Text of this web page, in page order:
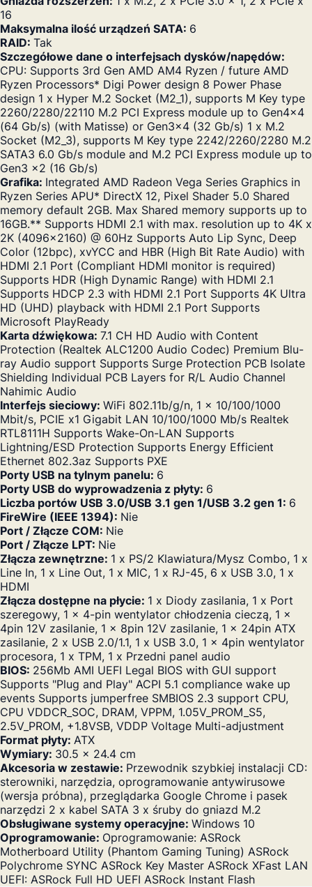
16
Maksymalna ilość urządzeń SATA: 6
RAID: Tak
Szczegółowe dane o interfejsach dysków/napędów:
CPU: Supports 3rd Gen AMD AM4 Ryzen / future AMD
Ryzen Processors* Digi Power design 8 Power Phase
design 1 x Hyper M.2 Socket (M2_1), supports M Key type
2260/2280/22110 M.2 PCI Express module up to Gen4x4
(64 Gb/s) (with Matisse) or Gen3x4 (32 Gb/s) 1 x M.2
Socket (M2_3), supports M Key type 2242/2260/2280 M.2
SATA3 6.0 Gb/s module and M.2 PCI Express module up to
Gen3 x2 (16 Gb/s)
Grafika: Integrated AMD Radeon Vega Series Graphics in
Ryzen Series APU* DirectX 12, Pixel Shader 5.0 Shared
memory default 2GB. Max Shared memory supports up to
16GB.** Supports HDMI 2.1 with max. resolution up to 4K x
2K (4096x2160) @ 60Hz Supports Auto Lip Sync, Deep
Color (12bpc), xvYCC and HBR (High Bit Rate Audio) with
HDMI 2.1 Port (Compliant HDMI monitor is required)
Supports HDR (High Dynamic Range) with HDMI 2.1
Supports HDCP 2.3 with HDMI 2.1 Port Supports 4K Ultra
HD (UHD) playback with HDMI 2.1 Port Supports
Microsoft PlayReady
Karta dźwiękowa: 7.1 CH HD Audio with Content
Protection (Realtek ALC1200 Audio Codec) Premium Blu-
ray Audio support Supports Surge Protection PCB Isolate
Shielding Individual PCB Layers for R/L Audio Channel
Nahimic Audio
Interfejs sieciowy: WiFi 802.11b/g/n, 1 x 10/100/1000
Mbit/s, PCIE x1 Gigabit LAN 10/100/1000 Mb/s Realtek
RTL8111H Supports Wake-On-LAN Supports
Lightning/ESD Protection Supports Energy Efficient
Ethernet 802.3az Supports PXE
Porty USB na tylnym panelu: 6
Porty USB do wyprowadzenia z płyty: 6
Liczba portów USB 3.0/USB 3.1 gen 1/USB 3.2 gen 1: 6
FireWire (IEEE 1394): Nie
Port / Złącze COM: Nie
Port / Złącze LPT: Nie
Złącza zewnętrzne: 1 x PS/2 Klawiatura/Mysz Combo, 1 x
Line In, 1 x Line Out, 1 x MIC, 1 x RJ-45, 6 x USB 3.0, 1 x
HDMI
Złącza dostępne na płycie: 1 x Diody zasilania, 1 x Port
szeregowy, 1 x 4-pin wentylator chłodzenia cieczą, 1 x
4pin 12V zasilanie, 1 x 8pin 12V zasilanie, 1 x 24pin ATX
zasilanie, 2 x USB 2.0/1.1, 1 x USB 3.0, 1 x 4pin wentylator
procesora, 1 x TPM, 1 x Przedni panel audio
BIOS: 256Mb AMI UEFI Legal BIOS with GUI support
Supports "Plug and Play" ACPI 5.1 compliance wake up
events Supports jumperfree SMBIOS 2.3 support CPU,
CPU VDDCR_SOC, DRAM, VPPM, 1.05V_PROM_S5,
2.5V_PROM, +1.8VSB, VDDP Voltage Multi-adjustment
Format płyty: ATX
Wymiary: 30.5 x 24.4 cm
Akcesoria w zestawie: Przewodnik szybkiej instalacji CD:
sterowniki, narzędzia, oprogramowanie antywirusowe
(wersja próbna), przeglądarka Google Chrome i pasek
narzędzi 2 x kabel SATA 3 x śruby do gniazd M.2
Obsługiwane systemy operacyjne: Windows 10
Oprogramowanie: Oprogramowanie: ASRock
Motherboard Utility (Phantom Gaming Tuning) ASRock
Polychrome SYNC ASRock Key Master ASRock XFast LAN
UEFI: ASRock Full HD UEFI ASRock Instant Flash